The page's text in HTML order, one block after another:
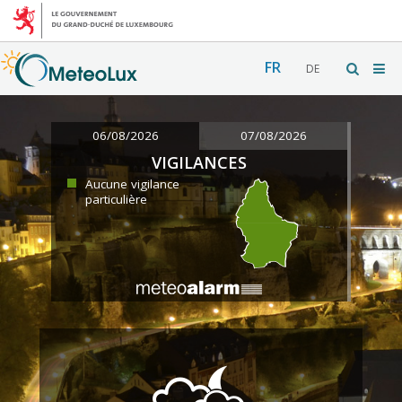
FR DE
06/08/2026 07/08/2026
VIGILANCES
Aucune vigilance
particulière